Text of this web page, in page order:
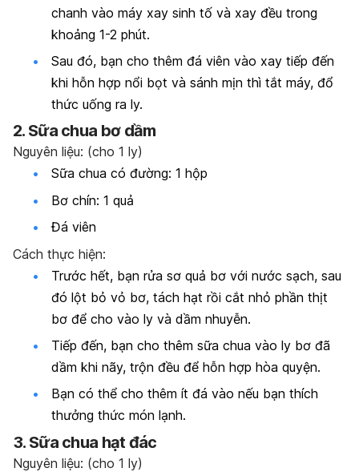
chanh vào máy xay sinh tố và xay đều trong
khoảng 1-2 phút.
Sau đó, bạn cho thêm đá viên vào xay tiếp đến
khi hỗn hợp nổi bọt và sánh mịn thì tắt máy, đổ
thức uống ra ly.
2. Sữa chua bơ dầm
Nguyên liệu: (cho 1 ly)
Sữa chua có đường: 1 hộp
Bơ chín: 1 quả
Đá viên
Cách thực hiện:
Trước hết, bạn rửa sơ quả bơ với nước sạch, sau
đó lột bỏ vỏ bơ, tách hạt rồi cắt nhỏ phần thịt
bơ để cho vào ly và dầm nhuyễn.
Tiếp đến, bạn cho thêm sữa chua vào ly bơ đã
dầm khi nãy, trộn đều để hỗn hợp hòa quyện.
Bạn có thể cho thêm ít đá vào nếu bạn thích
thưởng thức món lạnh.
3. Sữa chua hạt đác
Nguyên liệu: (cho 1 ly)